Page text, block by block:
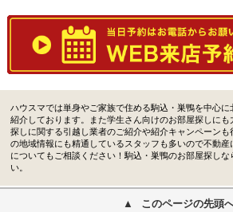
ハウスマでは単身やご家族で住める駒込・巣鴨を中心
紹介しております。また学生さん向けのお部屋探しに
探しに関する引越し業者のご紹介や紹介キャンペーン
の地域情報にも精通しているスタッフも多いので不動産
についてもご相談ください！駒込・巣鴨のお部屋探しな
い。
このページの先頭